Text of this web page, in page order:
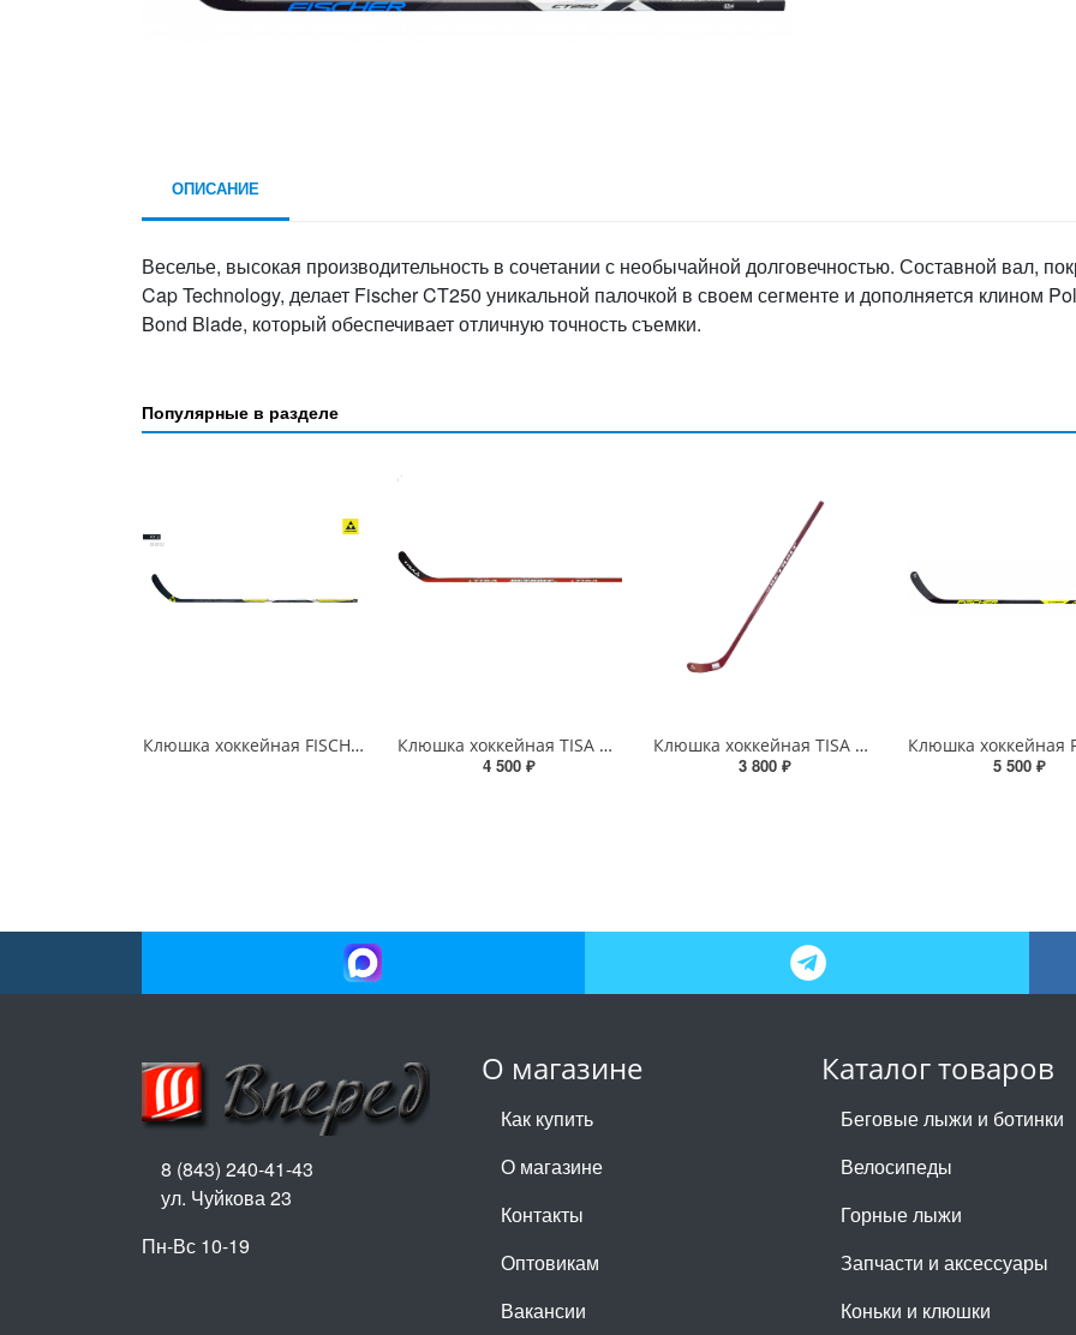
ОПИСАНИЕ
Веселье, высокая производительность в сочетании с необычайной долговечностью. Составной вал,
Cap Technology, делает Fischer CT250 уникальной палочкой в своем сегменте и дополняется клином
Bond Blade, который обеспечивает отличную точность съемки.
Популярные в разделе
Клюшка хоккейная FISCHER FX 2 sr
Клюшка хоккейная TISA Detroit SR Comp
4 500 ₽
Клюшка хоккейная TISA Detroit JR Comp
3 800 ₽
5 500 ₽
О магазине
Как купить
О магазине
Контакты
Оптовикам
Вакансии
Каталог товаров
Беговые лыжи и ботинки
Велосипеды
Горные лыжи
Запчасти и аксессуары
Коньки и клюшки
8 (843) 240-41-43
ул. Чуйкова 23
Пн-Вс 10-19